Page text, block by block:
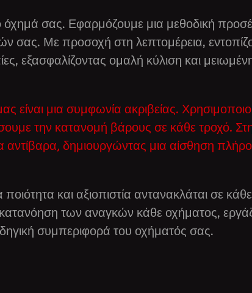
όχημά σας. Εφαρμόζουμε μια μεθοδική
σας. Με προσοχή στη λεπτομέρεια,
εξασφαλίζοντας ομαλή κύλιση και
είναι μια συμφωνία ακριβείας.
την κατανομή βάρους σε κάθε τροχό.
αντίβαρα, δημιουργώντας μια αίσθηση
και αξιοπιστία αντανακλάται σε
των αναγκών κάθε οχήματος,
συμπεριφορά του οχήματός σας.